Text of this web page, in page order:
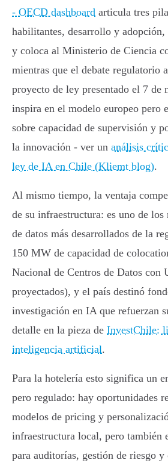
- OECD dashboard articula tres
habilitantes, desarrollo y
y coloca al Ministerio de Ciencia
mientras que el debate regulatorio
proyecto de ley presentado el 7 de
inspira en el modelo europeo pero
sobre capacidad de supervisión y
la innovación - ver un análisis
ley de IA en Chile (Kliemt blog).
Al mismo tiempo, la ventaja
de su infraestructura: es uno de los
de datos más desarrollados de la
150 MW de capacidad de
Nacional de Centros de Datos con
proyectados), y el país destinó
investigación en IA que refuerzan
detalle en la pieza de InvestChile:
inteligencia artificial.
Para la hotelería esto significa un
pero regulado: hay oportunidades
modelos de pricing y
infraestructura local, pero también
para auditorías, gestión de riesgo